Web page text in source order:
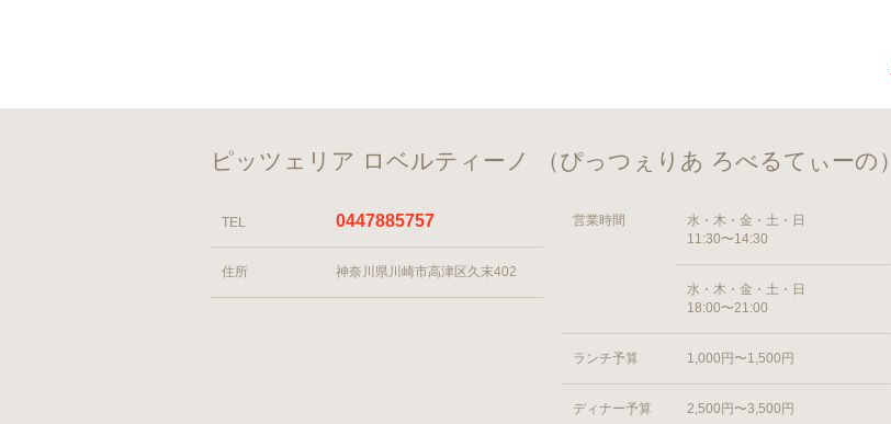
ピッツェリア ロベルティーノ （ぴっつぇりあ ろべるてぃーの）
TEL 0447885757
住所 神奈川県川崎市高津区久末402
営業時間
水・木・金・土・日
11:30〜14:30
水・木・金・土・日
18:00〜21:00
ランチ予算 1,000円〜1,500円
ディナー予算 2,500円〜3,500円